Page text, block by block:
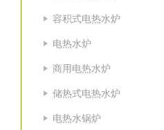
容积式电热水炉
电热水炉
商用电热水炉
储热式电热水炉
电热水锅炉